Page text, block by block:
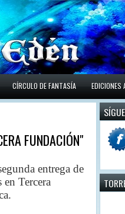
CÍRCULO DE FANTASÍA EDICIONES
FUNDACIÓN"
entrega de
en Tercera
.